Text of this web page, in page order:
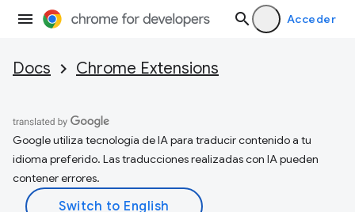
Acceder
Docs Chrome Extensions
Google utiliza tecnología de IA para traducir contenido a tu
idioma preferido. Las traducciones realizadas con IA pueden
contener errores.